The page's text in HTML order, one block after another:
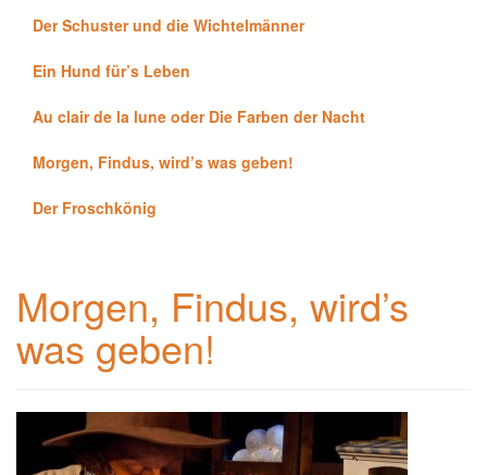
Der Schuster und die Wichtelmänner
Ein Hund für’s Leben
Au clair de la lune oder Die Farben der Nacht
Morgen, Findus, wird’s was geben!
Der Froschkönig
Morgen, Findus, wird’s
was geben!